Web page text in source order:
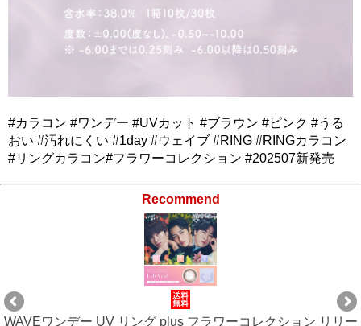
#カラコン #ワンデー #UVカット #ブラウン #ピンク #うる
おい #汚れにくい #1day #ウェイブ #RING #RINGカラコン
#リングカラコン#フラワーコレクション #202507新発売
Recommend
ワンデー UV リング plus フラワーコレクション リリー